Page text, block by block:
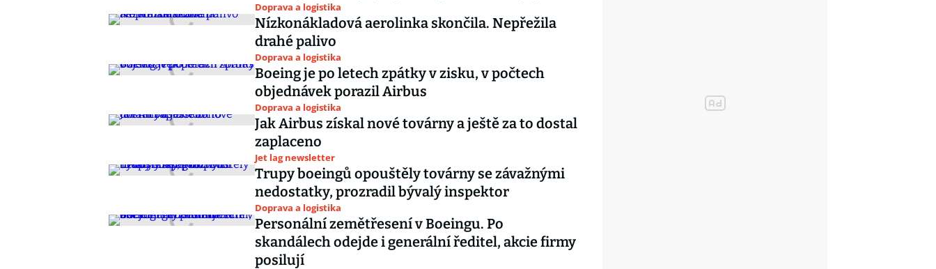
Doprava a logistika
Nízkonákladová aerolinka skončila. Nepřežila
drahé palivo
Doprava a logistika
Boeing je po letech zpátky v zisku, v počtech
objednávek porazil Airbus
Doprava a logistika
Jak Airbus získal nové továrny a ještě za to dostal
zaplaceno
Jet lag newsletter
Trupy boeingů opouštěly továrny se závažnými
nedostatky, prozradil bývalý inspektor
Doprava a logistika
Personální zemětřesení v Boeingu. Po
skandálech odejde i generální ředitel, akcie firmy
posilují